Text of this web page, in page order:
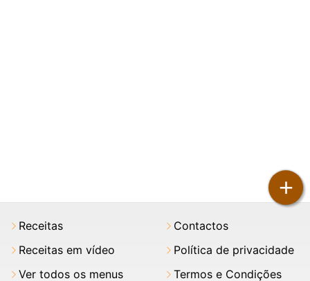
+
Receitas
Receitas em vídeo
Ver todos os menus
Contactos
Política de privacidade
Termos e Condições